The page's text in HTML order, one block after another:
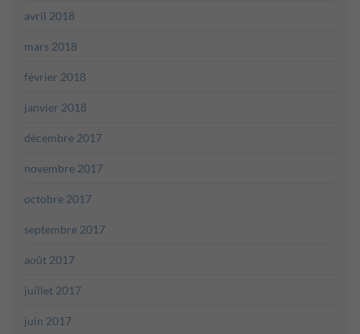
avril 2018
mars 2018
février 2018
janvier 2018
décembre 2017
novembre 2017
octobre 2017
septembre 2017
août 2017
juillet 2017
juin 2017